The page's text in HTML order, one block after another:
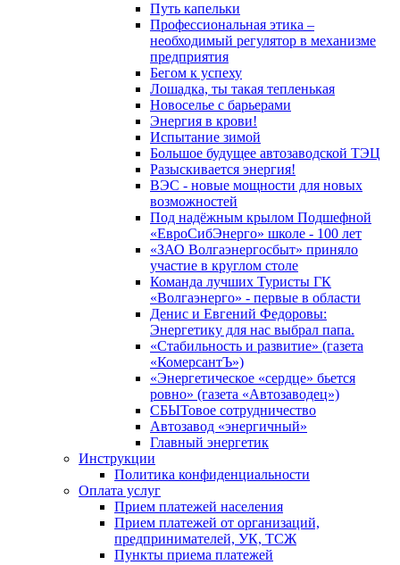
Путь капельки
Профессиональная этика –
необходимый регулятор в механизме
предприятия
Бегом к успеху
Лошадка, ты такая тепленькая
Новоселье с барьерами
Энергия в крови!
Испытание зимой
Большое будущее автозаводской ТЭЦ
Разыскивается энергия!
ВЭС - новые мощности для новых
возможностей
Под надёжным крылом Подшефной
«ЕвроСибЭнерго» школе - 100 лет
«ЗАО Волгаэнергосбыт» приняло
участие в круглом столе
Команда лучших Туристы ГК
«Волгаэнерго» - первые в области
Денис и Евгений Федоровы:
Энергетику для нас выбрал папа.
«Стабильность и развитие» (газета
«КомерсантЪ»)
«Энергетическое «сердце» бьется
ровно» (газета «Автозаводец»)
СБЫТовое сотрудничество
Автозавод «энергичный»
Главный энергетик
Инструкции
Политика конфиденциальности
Оплата услуг
Прием платежей населения
Прием платежей от организаций,
предпринимателей, УК, ТСЖ
Пункты приема платежей